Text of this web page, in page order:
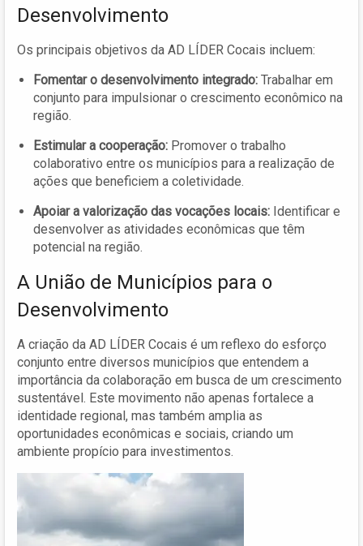
Desenvolvimento
Os principais objetivos da AD LÍDER Cocais incluem:
Fomentar o desenvolvimento integrado: Trabalhar em
conjunto para impulsionar o crescimento econômico na
região.
Estimular a cooperação: Promover o trabalho
colaborativo entre os municípios para a realização de
ações que beneficiem a coletividade.
Apoiar a valorização das vocações locais: Identificar e
desenvolver as atividades econômicas que têm
potencial na região.
A União de Municípios para o
Desenvolvimento
A criação da AD LÍDER Cocais é um reflexo do esforço
conjunto entre diversos municípios que entendem a
importância da colaboração em busca de um crescimento
sustentável. Este movimento não apenas fortalece a
identidade regional, mas também amplia as
oportunidades econômicas e sociais, criando um
ambiente propício para investimentos.